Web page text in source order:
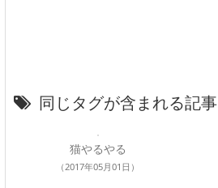
同じタグが含まれる記事
猫やるやる
（2017年05月01日）